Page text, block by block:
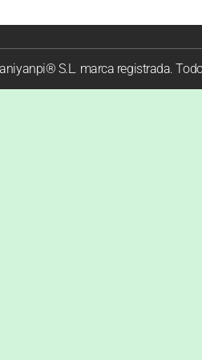
S.L. marca registrada.